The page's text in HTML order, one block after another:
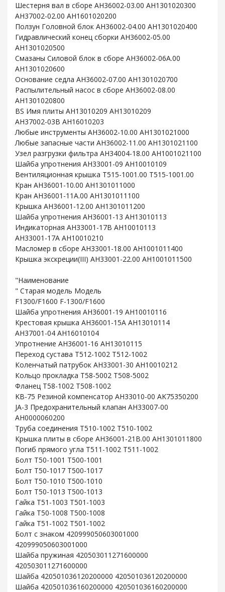
Шестерня вал в сборе AH36002-03.00 AH1301020300
AH37002-02.00 AH1601020200
Ползун Головной блок AH36002-04.00 AH1301020400
Гидравлический конец сборки AH36002-05.00
AH1301020500
Смазаны Силовой блок в сборе AH36002-06A.00
AH1301020600
Основание седла AH36002-07.00 AH1301020700
Распылительный насос в сборе AH36002-08.00
AH1301020800
BS Имя плиты AH13010209 AH13010209
AH37002-03B AH16010203
Любые инструменты AH36002-10.00 AH1301021000
Любые запасные части AH36002-11.00 AH1301021100
Узел разгрузки фильтра AH34004-18.00 AH1001021100
Шайба упротнения AH33001-09 AH10010109
Вентиляционная крышка T515-1001.00 T515-1001.00
Кран AH36001-10.00 AH1301011000
Кран AH36001-11A.00 AH1301011100
Крышка AH36001-12.00 AH1301011200
Шайба упротнения AH36001-13 AH13010113
Индикаторная AH33001-17B AH10010113
AH33001-17A AH10010210
Масломер в сборе AH33001-18.00 AH1001011400
Крышка экскреции(III) AH33001-22.00 AH1001011500
"Наименование
" Старая модель Модель
F1300/F1600 F-1300/F1600
Шайба упротнения AH36001-19 AH10010116
Крестовая крышка AH36001-15A AH13010114
AH37001-04 AH16010104
Упротнение AH36001-16 AH13010115
Переход сустава T512-1002 T512-1002
Коленчатый патрубок AH33001-30 AH10010212
Кольцо прокладка T58-5002 T508-5002
Фланец T58-1002 T508-1002
KB-75 Резиной компенсатор AH33010-00 AK75350200
JA-3 Предохранительный клапан AH33007-00
AH0000060200
Труба соединения T510-1002 T510-1002
Крышка плиты в сборе AH36001-21B.00 AH1301011800
Погиб прямого угла T511-1002 T511-1002
Болт T50-1001 T500-1001
Болт T50-1017 T500-1017
Болт T50-1010 T500-1010
Болт T50-1013 T500-1013
Гайка T51-1003 T501-1003
Гайка T50-1008 T500-1008
Гайка T51-1002 T501-1002
Болт с знаком 420999050603001000
420999050603001000
Шайба пружиная 420503011271600000
420503011271600000
Шайба 420501036120200000 420501036120200000
Шайба 420501036160200000 420501036160200000